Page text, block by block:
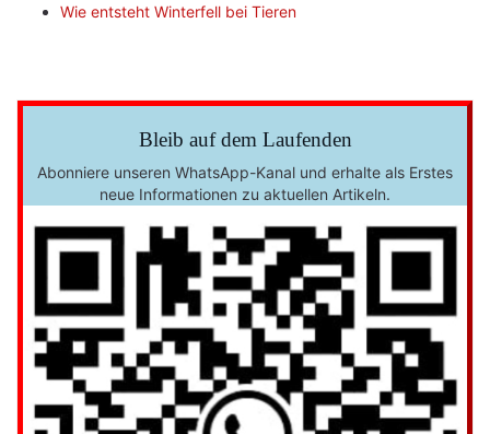
Wie entsteht Winterfell bei Tieren
Bleib auf dem Laufenden
Abonniere unseren WhatsApp-Kanal und erhalte als Erstes
neue Informationen zu aktuellen Artikeln.